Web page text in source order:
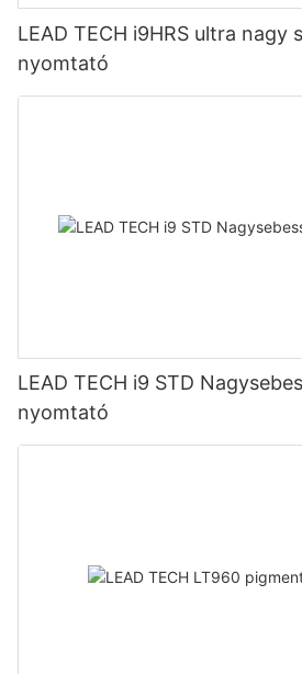
LEAD TECH i9HRS ultra nagy
nyomtató
LEAD TECH i9 STD
nyomtató